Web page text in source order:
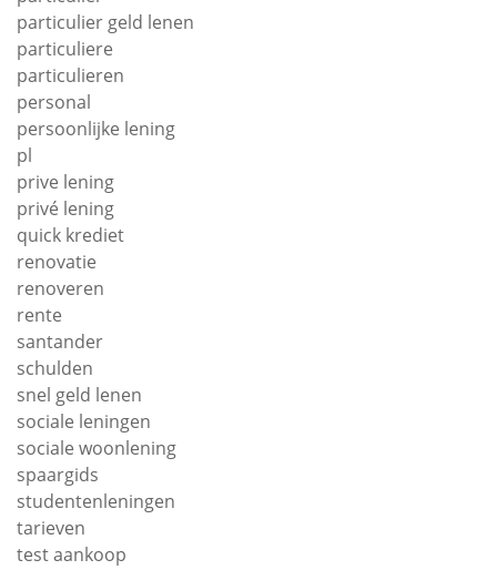
particulier geld lenen
particuliere
particulieren
personal
persoonlijke lening
pl
prive lening
privé lening
quick krediet
renovatie
renoveren
rente
santander
schulden
snel geld lenen
sociale leningen
sociale woonlening
spaargids
studentenleningen
tarieven
test aankoop